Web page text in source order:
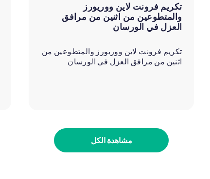
تكريم فرونت لاين ووريورز
والمتطوعين من اثنين من مرافق
العزل في الورسان
تكريم فرونت لاين ووريورز والمتطوعين من
اثنين من مرافق العزل في الورسان
مشاهدة الكل